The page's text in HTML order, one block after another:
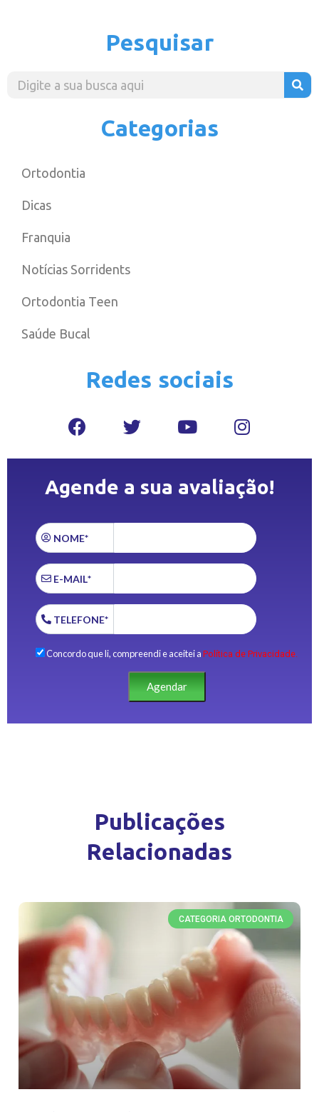
Pesquisar
Categorias
Ortodontia
Dicas
Franquia
Notícias Sorridents
Ortodontia Teen
Saúde Bucal
Redes sociais
Agende a sua avaliação!
NOME*
E-MAIL*
TELEFONE*
Concordo que li, compreendi e aceitei a Política de Privacidade.
Agendar
Publicações
Relacionadas
CATEGORIA ORTODONTIA